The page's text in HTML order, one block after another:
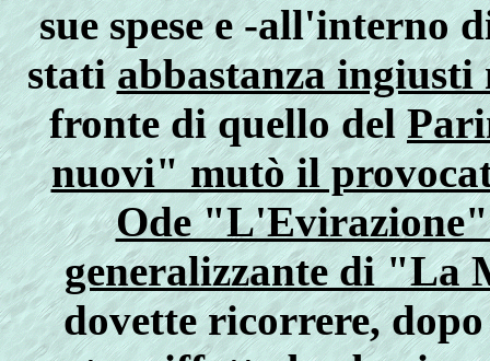
sue spese e -all'interno
statiabbastanza ingiusti
fronte di quello del
nuovi" mutò il
Ode
generalizzante di "La
dovette ricorrere,